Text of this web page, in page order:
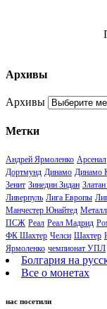
Архивы
Архивы
Метки
Андрей Ярмоленко Арсенал
Дортмунд Динамо Динамо
Зенит Зинедин Зидан
Ливерпуль Лига Европы
Манчестер Юнайтед
ПСЖ Реал Реал Мадрид
ФК Шахтер Челси Шахтер
Ярмоленко чемпионат УПЛ
Болгария на
Все о монетах
нас посетили